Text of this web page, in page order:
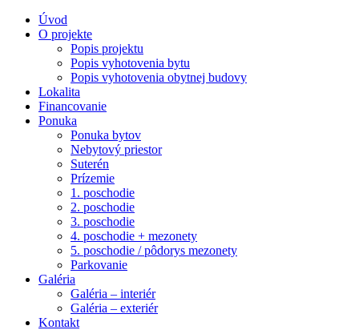
Úvod
O projekte
Popis projektu
Popis vyhotovenia bytu
Popis vyhotovenia obytnej budovy
Lokalita
Financovanie
Ponuka
Ponuka bytov
Nebytový priestor
Suterén
Prízemie
1. poschodie
2. poschodie
3. poschodie
4. poschodie + mezonety
5. poschodie / pôdorys mezonety
Parkovanie
Galéria
Galéria – interiér
Galéria – exteriér
Kontakt